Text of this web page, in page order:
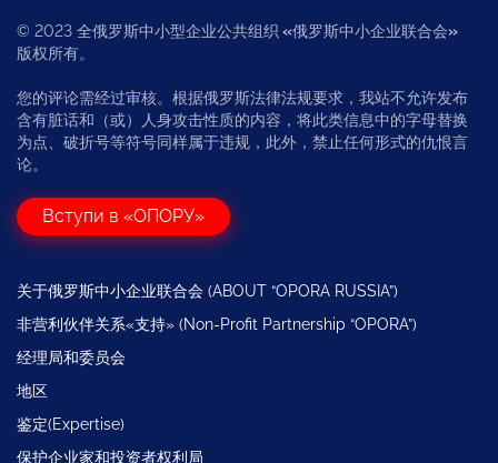
© 2023 全俄罗斯中小型企业公共组织 «俄罗斯中小企业联合会»
版权所有。
您的评论需经过审核。根据俄罗斯法律法规要求，我站不允许发布
含有脏话和（或）人身攻击性质的内容，将此类信息中的字母替换
为点、破折号等符号同样属于违规，此外，禁止任何形式的仇恨言
论。
Вступи в «ОПОРУ»
关于俄罗斯中小企业联合会 (ABOUT “OPORA RUSSIA”)
非营利伙伴关系«支持» (Non-Profit Partnership “OPORA”)
经理局和委员会
地区
鉴定(Expertise)
保护企业家和投资者权利局